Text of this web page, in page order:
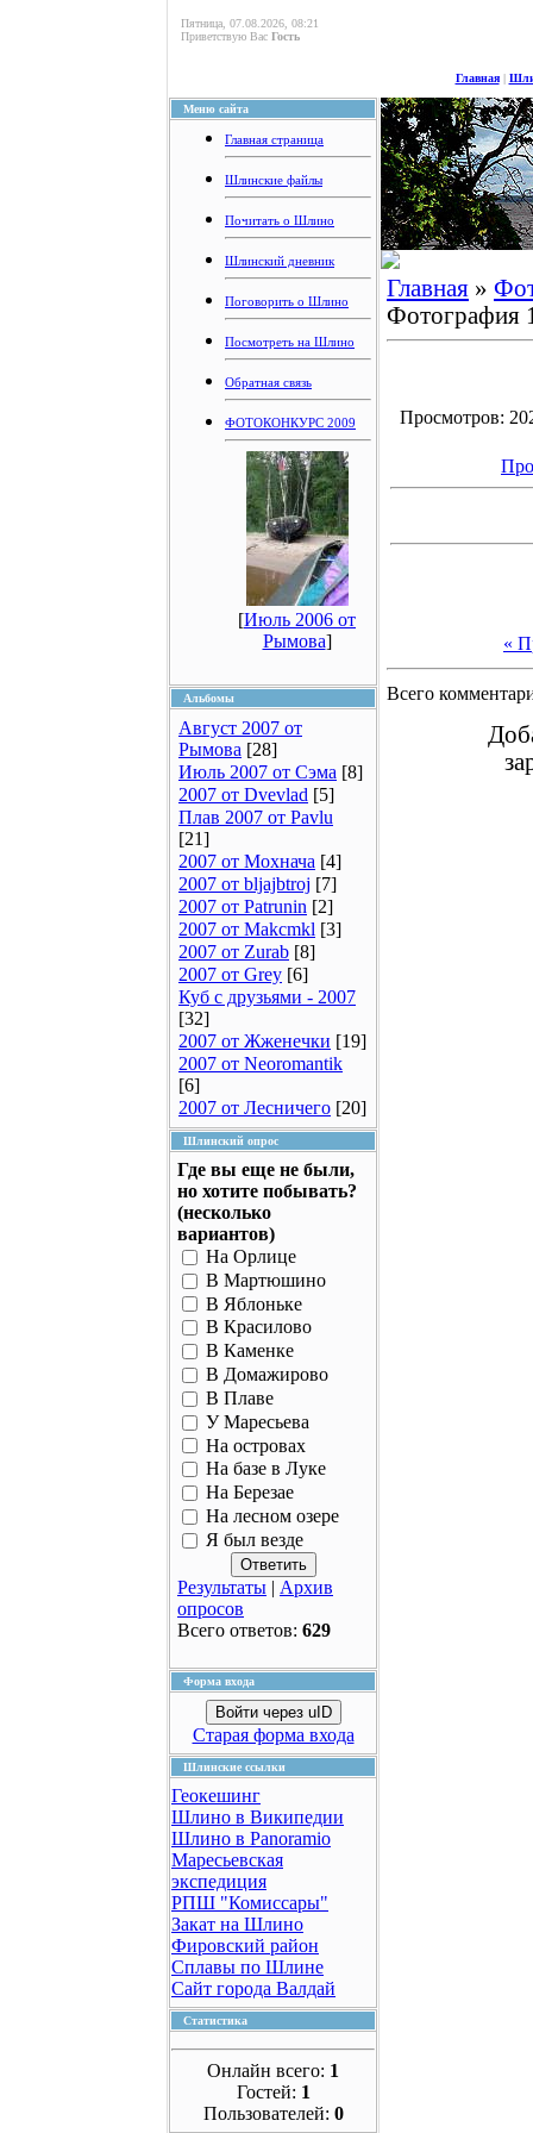
Пятница, 07.08.2026, 08:21
Приветствую Вас Гость
Главная|
Меню сайта
Главная страница
Шлинские файлы
Почитать о Шлино
Шлинский дневник
Поговорить о Шлино
Посмотреть на Шлино
Обратная связь
ФОТОКОНКУРС 2009
[Июль 2006 от
Рымова]
Альбомы
Август 2007 от
Рымова [28]
Июль 2007 от Сэма [8]
2007 от Dvevlad [5]
Плав 2007 от Pavlu
[21]
2007 от Мохнача [4]
2007 от bljajbtroj [7]
2007 от Patrunin [2]
2007 от Makcmkl [3]
2007 от Zurab [8]
2007 от Grey [6]
Куб с друзьями - 2007
[32]
2007 от Жженечки [19]
2007 от Neoromantik
[6]
2007 от Лесничего [20]
Шлинский опрос
Где вы еще не были,
но хотите побывать?
(несколько
вариантов)
На Орлице
В Мартюшино
В Яблоньке
В Красилово
В Каменке
В Домажирово
В Плаве
У Маресьева
На островах
На базе в Луке
На Березае
На лесном озере
Я был везде
Результаты | Архив
опросов
Всего ответов: 629
Форма входа
Войти через uID
Старая форма входа
Шлинские ссылки
Геокешинг
Шлино в Википедии
Шлино в Panoramio
Маресьевская
экспедиция
РПШ "Комиссары"
Закат на Шлино
Фировский район
Сплавы по Шлине
Сайт города Валдай
Статистика
Онлайн всего: 1
Гостей: 1
Пользователей: 0
Главная »
Фотография
Просмотров:
«
Всего